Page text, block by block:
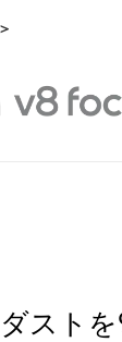
ストを